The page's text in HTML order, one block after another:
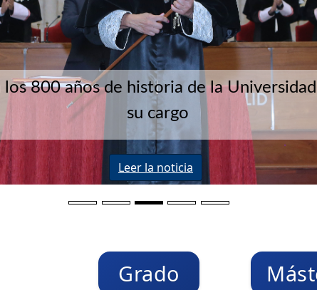
los 800 años de historia de la
su cargo
Leer la noticia
Grado